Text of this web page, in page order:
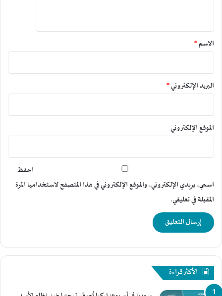
س
و
ر
؟
ي
ك
ي
*
الاسم*
البريد الإلكتروني*
الموقع الإلكتروني
احفظ
اسمي، بريدي الإلكتروني، والموقع الإلكتروني في هذا المتصفح لاستخدامها المرة
المقبلة في تعليقي.
الأكثر قراءة